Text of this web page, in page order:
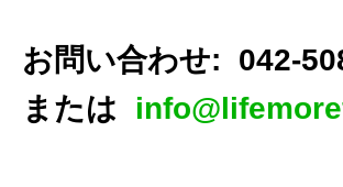
お問い合わせ: 042-
または